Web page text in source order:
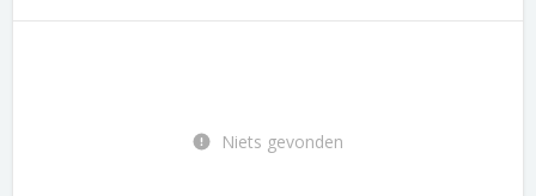
Niets gevonden